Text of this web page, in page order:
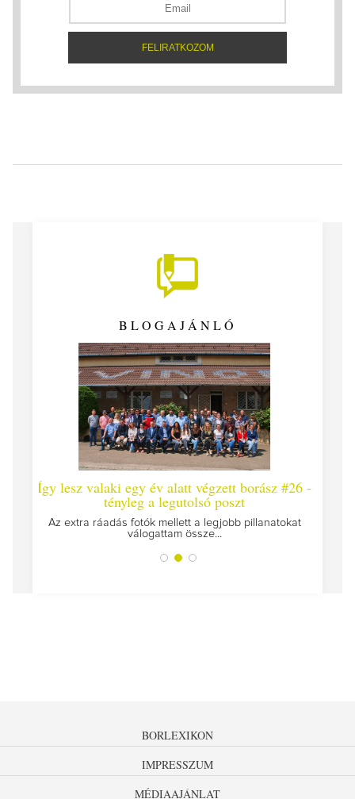
BLOGAJÁNLÓ
egy év alatt végzett borász #26 -
tényleg a legutolsó poszt
ráadás fotók mellett a legjobb pillanatokat
válogattam össze...
Így lesz valaki egy
Megírtuk a modulzáró
BORLEXIKON
IMPRESSZUM
MÉDIAAJÁNLAT